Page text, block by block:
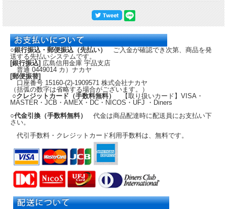
○銀行振込・郵便振込（先払い）
ご入金が確認でき次第、商品を発
送する先払いシステムです。
[銀行振込] 広島信用金庫 宇品支店
普通 0449014 カ）ナカヤ
[郵便振替]
口座番号 15160-(2)-1909571 株式会社ナカヤ
（括弧の数字は省略する場合がございます。）
○クレジットカード（手数料無料）
【取り扱いカード】VISA・
MASTER・JCB・AMEX・DC・NICOS・UFJ ・Diners
○代金引換（手数料無料） 代金は商品配達時に配送員にお支払い下
さい。
代引手数料・クレジットカード利用手数料は、無料です。